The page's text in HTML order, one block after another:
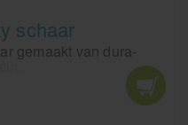
schaar
gemaakt van dura-